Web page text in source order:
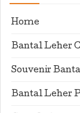
Home
Bantal Leher
Souvenir
Bantal Leher